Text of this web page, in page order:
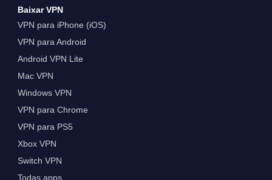
Baixar VPN
VPN para iPhone (iOS)
VPN para Android
Android VPN Lite
Mac VPN
Windows VPN
VPN para Chrome
VPN para PS5
Xbox VPN
Switch VPN
Todas apps